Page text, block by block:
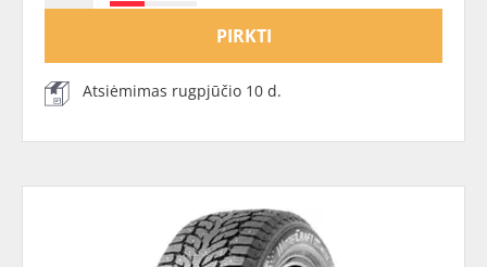
PIRKTI
Atsiėmimas rugpjūčio 10 d.